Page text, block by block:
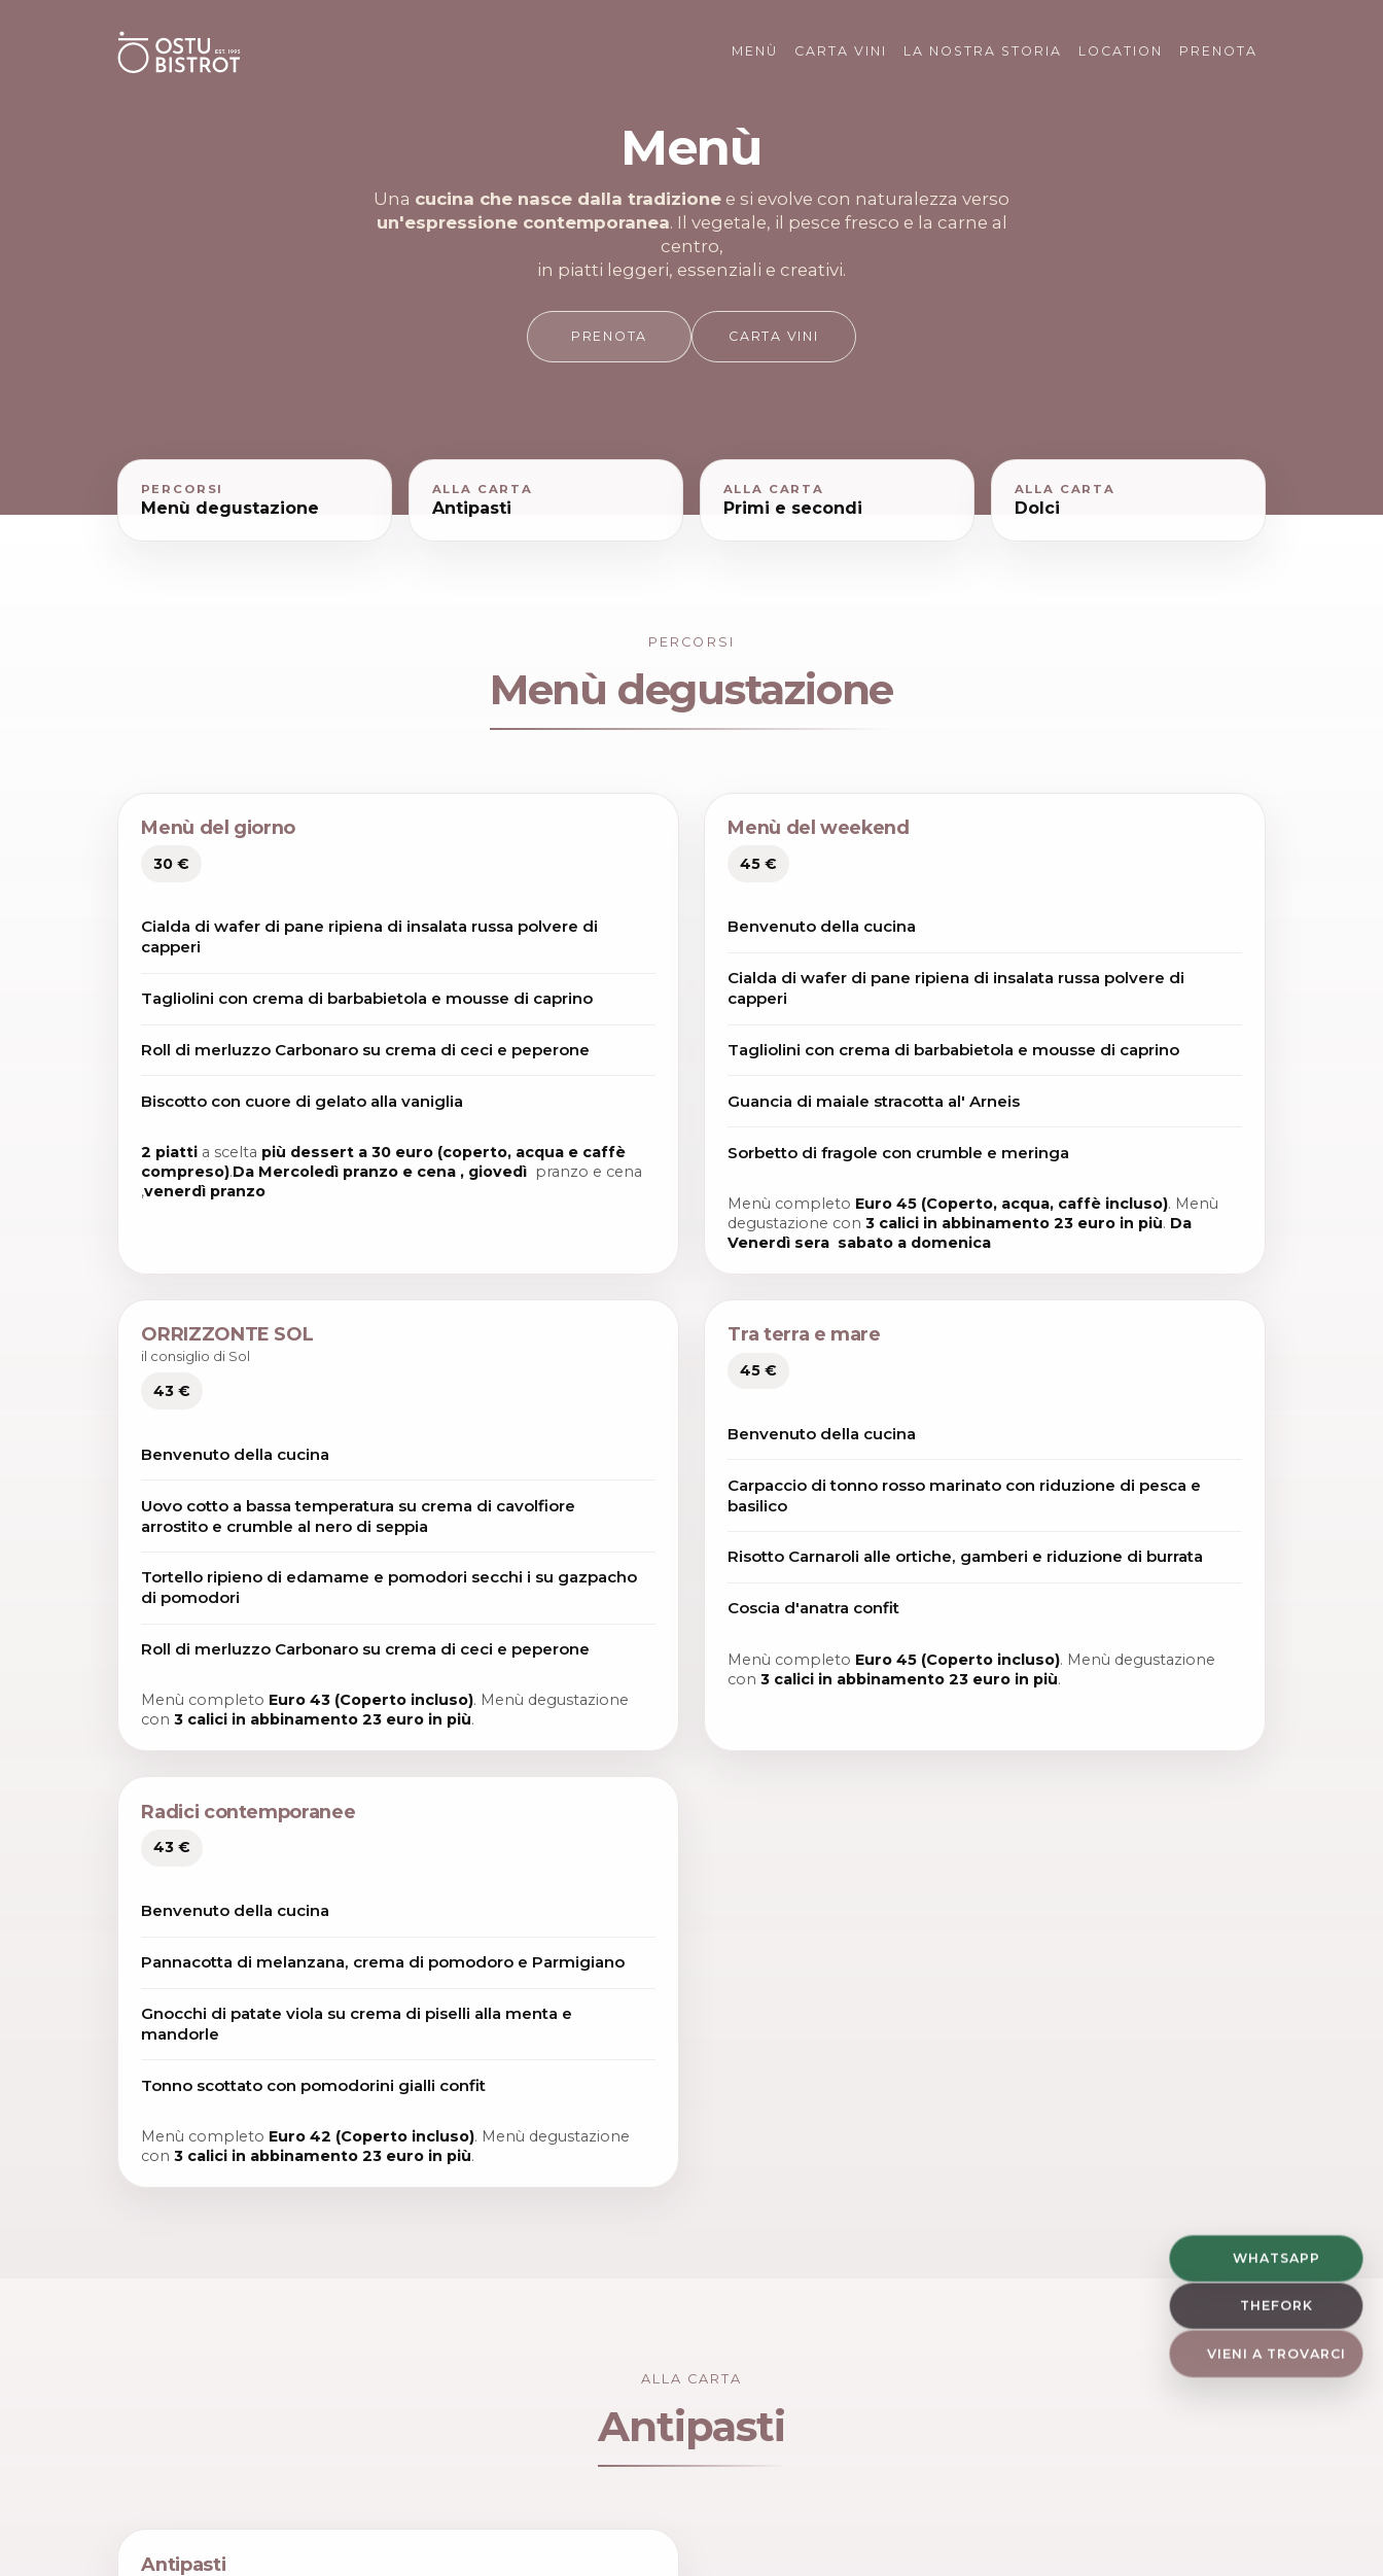
WHATSAPP
THEFORK
VIENI A TROVARCI
MENÙ CARTA VINI LA NOSTRA STORIA LOCATION PRENOTA
Menù
Una cucina che nasce dalla tradizione e si evolve con naturalezza verso
un'espressione contemporanea. Il vegetale, il pesce fresco e la carne al
centro,
in piatti leggeri, essenziali e creativi.
PRENOTA CARTA VINI
PERCORSI
Menù degustazione
ALLA CARTA
Antipasti
ALLA CARTA
Primi e secondi
ALLA CARTA
Dolci
PERCORSI
Menù degustazione
Menù del giorno
30 €
Cialda di wafer di pane ripiena di insalata russa polvere di
capperi
Tagliolini con crema di barbabietola e mousse di caprino
Roll di merluzzo Carbonaro su crema di ceci e peperone
Biscotto con cuore di gelato alla vaniglia
2 piatti a scelta più dessert a 30 euro (coperto, acqua e caffè
compreso).Da Mercoledì pranzo e cena , giovedì pranzo e cena
,venerdì pranzo
Menù del weekend
45 €
Benvenuto della cucina
Cialda di wafer di pane ripiena di insalata russa polvere di
capperi
Tagliolini con crema di barbabietola e mousse di caprino
Guancia di maiale stracotta al' Arneis
Sorbetto di fragole con crumble e meringa
Menù completo Euro 45 (Coperto, acqua, caffè incluso). Menù
degustazione con3 calici in abbinamento 23 euro in più. Da
Venerdì sera sabato a domenica
ORRIZZONTE SOL
il consiglio di Sol
43 €
Benvenuto della cucina
Uovo cotto a bassa temperatura su crema di cavolfiore
arrostito e crumble al nero di seppia
Tortello ripieno di edamame e pomodori secchi i su gazpacho
di pomodori
Roll di merluzzo Carbonaro su crema di ceci e peperone
Menù completo Euro 43 (Coperto incluso). Menù degustazione
con3 calici in abbinamento 23 euro in più.
Tra terra e mare
45 €
Benvenuto della cucina
Carpaccio di tonno rosso marinato con riduzione di pesca e
basilico
Risotto Carnaroli alle ortiche, gamberi e riduzione di burrata
Coscia d'anatra confit
Menù completo Euro 45 (Coperto incluso). Menù degustazione
con3 calici in abbinamento 23 euro in più.
Radici contemporanee
43 €
Benvenuto della cucina
Pannacotta di melanzana, crema di pomodoro e Parmigiano
Gnocchi di patate viola su crema di piselli alla menta e
mandorle
Tonno scottato con pomodorini gialli confit
Menù completo Euro 42 (Coperto incluso). Menù degustazione
con3 calici in abbinamento 23 euro in più.
ALLA CARTA
Antipasti
Antipasti